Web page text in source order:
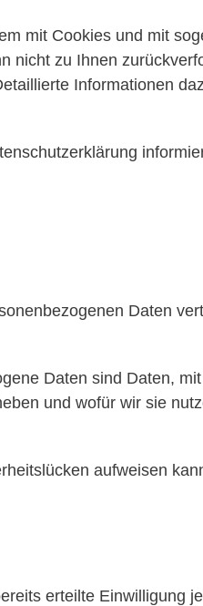
mit Cookies und mit
nicht zu Ihnen
Informationen
Daten
Daten sind Daten,
und wofür wir sie
aufweisen
erteilte Einwilligung